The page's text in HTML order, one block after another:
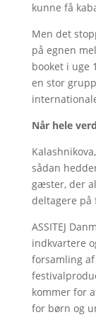
kunne få
Men det
på egnen
booket i uge
en stor
Når hele
sådan
gæster, der
deltagere på
ASSITEJ
indkvartere
forsamling
kommer for
for børn og